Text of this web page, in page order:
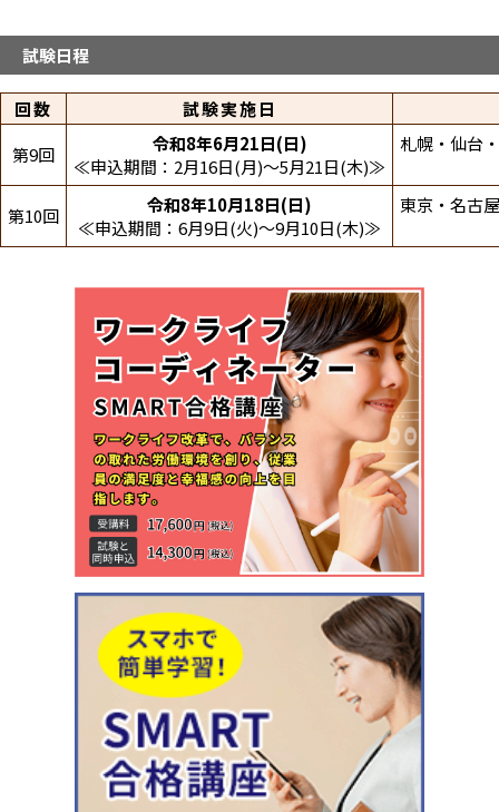
九州・沖縄
八幡西テストセンター
システムランド熊本テストセンター
システムランド宮崎テストセンター
鹿児島中央駅東テストセンター
博多駅筑紫口テストセンター
満席
折りたたむ
試験日程
回数
試験実施日
第9回
令和8年6月21日(日)
≪申込期間：2月16日(月)～5月21日(木)≫
札幌・仙台
第10回
令和8年10月18日(日)
≪申込期間：6月9日(火)～9月10日(木)≫
東京・名古